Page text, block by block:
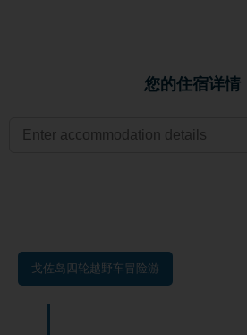
您的住宿详情
戈佐岛四轮越野车冒险游